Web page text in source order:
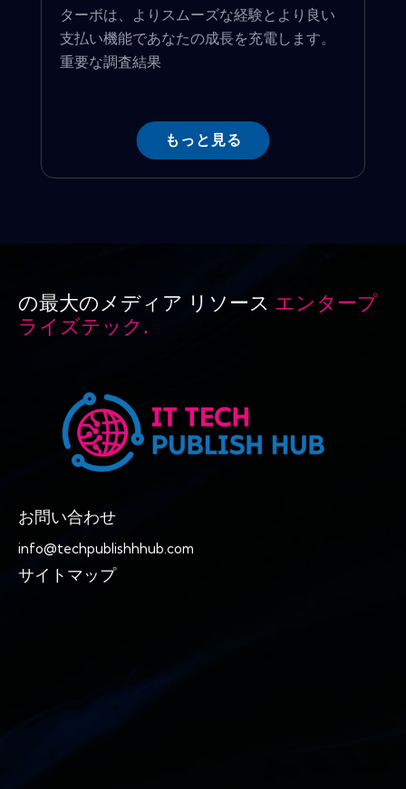
ターボは、よりスムーズな経験とより良い
支払い機能であなたの成長を充電します。
重要な調査結果
もっと見る
の最大のメディア リソース エンタープ
ライズテック.
お問い合わせ
info@techpublishhhub.com
サイトマップ